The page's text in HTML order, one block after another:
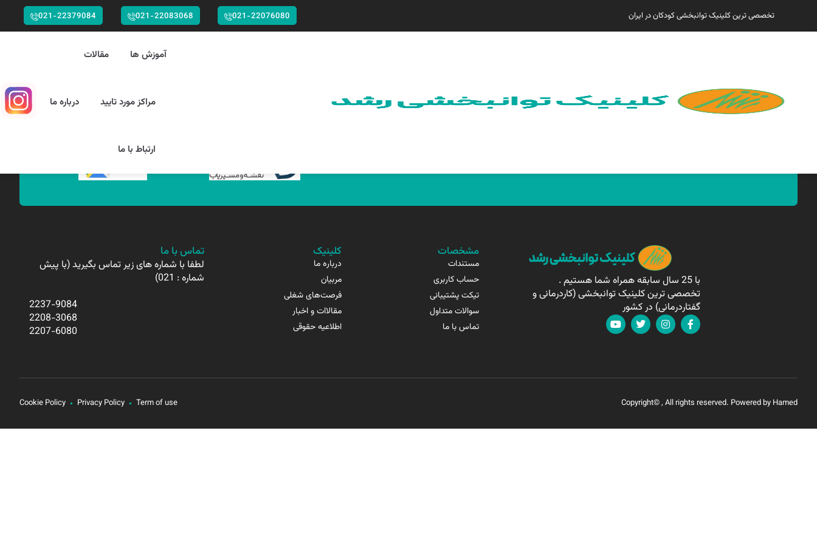
تخصصی ترین کلینیک توانبخشی کودکان در ایران 021-22076080
021-22083068
021-22379084
آموزش ها مقالات
مراکز مورد تایید درباره ما
ارتباط با ما
با 25 سال سابقه همراه شما هستیم .
تخصصی ترین کلینیک توانبخشی (کاردرمانی و
گفتاردرمانی) در کشور
مشخصات
مستندات
حساب کاربری
تیکت پشتیبانی
سوالات متداول
تماس با ما
کلینیک
درباره ما
مربیان
فرصت‌های شغلی
مقالاات و اخبار
اطلاعیه حقوقی
تماس با ما
لطفا با شماره های زیر تماس بگیرید (با پیش
شماره : 021)
2237-9084
2208-3068
2207-6080
Copyright© , All rights reserved. Powered by Hamed
Term of use
Privacy Policy
Cookie Policy